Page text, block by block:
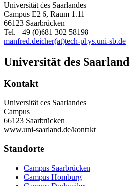
Universität des Saarlandes
Campus E2 6, Raum 1.11
66123 Saarbrücken
Tel. +49 (0)681 302 58198
manfred.deicher(at)tech-phys.uni-sb.de
Universität des
Kontakt
Universität des Saarlandes
Campus
66123 Saarbrücken
www.uni-saarland.de/kontakt
Standorte
Campus Saarbrücken
Campus Homburg